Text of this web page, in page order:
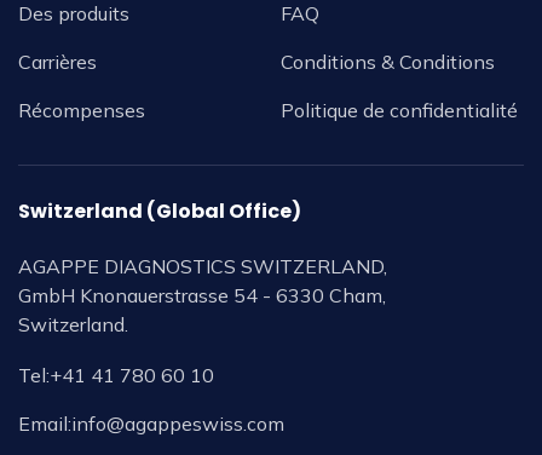
Des produits
Carrières
Récompenses
FAQ
Conditions & Conditions
Politique de confidentialité
Switzerland (Global Office)
AGAPPE DIAGNOSTICS SWITZERLAND,
GmbH Knonauerstrasse 54 - 6330 Cham,
Switzerland.
Tel:+41 41 780 60 10
Email:info@agappeswiss.com